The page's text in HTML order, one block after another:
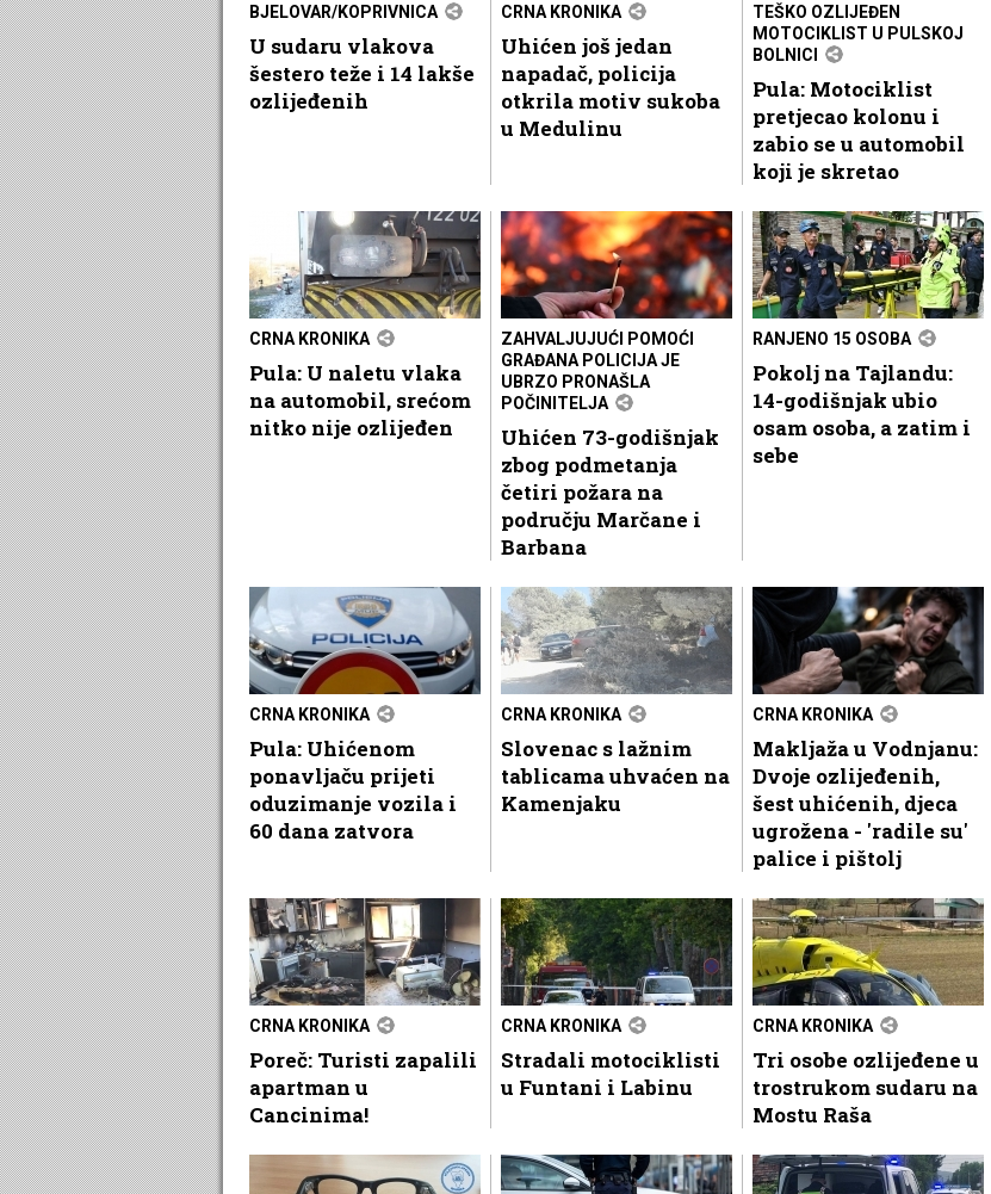
BJELOVAR/KOPRIVNICA
U sudaru vlakova
šestero teže i 14 lakše
ozlijeđenih
CRNA KRONIKA
Uhićen još jedan
napadač, policija
otkrila motiv sukoba
u Medulinu
TEŠKO OZLIJEĐEN
MOTOCIKLIST U PULSKOJ
BOLNICI
Pula: Motociklist
pretjecao kolonu i
zabio se u automobil
koji je skretao
CRNA KRONIKA
Pula: U naletu vlaka
na automobil, srećom
nitko nije ozlijeđen
ZAHVALJUJUĆI POMOĆI
GRAĐANA POLICIJA JE
UBRZO PRONAŠLA
POČINITELJA
Uhićen 73-godišnjak
zbog podmetanja
četiri požara na
području Marčane i
Barbana
RANJENO 15 OSOBA
Pokolj na Tajlandu:
14-godišnjak ubio
osam osoba, a zatim i
sebe
CRNA KRONIKA
Pula: Uhićenom
ponavljaču prijeti
oduzimanje vozila i
60 dana zatvora
CRNA KRONIKA
Slovenac s lažnim
tablicama uhvaćen na
Kamenjaku
CRNA KRONIKA
Makljaža u Vodnjanu:
Dvoje ozlijeđenih,
šest uhićenih, djeca
ugrožena - 'radile su'
palice i pištolj
CRNA KRONIKA
Poreč: Turisti zapalili
apartman u
Cancinima!
CRNA KRONIKA
Stradali motociklisti
u Funtani i Labinu
CRNA KRONIKA
Tri osobe ozlijeđene u
trostrukom sudaru na
Mostu Raša